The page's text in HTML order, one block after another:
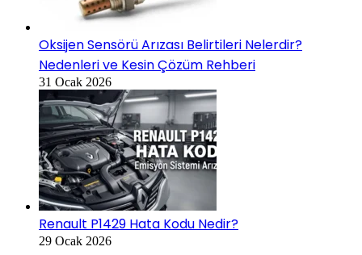
Oksijen Sensörü Arızası Belirtileri Nelerdir?
Nedenleri ve Kesin Çözüm Rehberi
31 Ocak 2026
Renault P1429 Hata Kodu Nedir?
29 Ocak 2026